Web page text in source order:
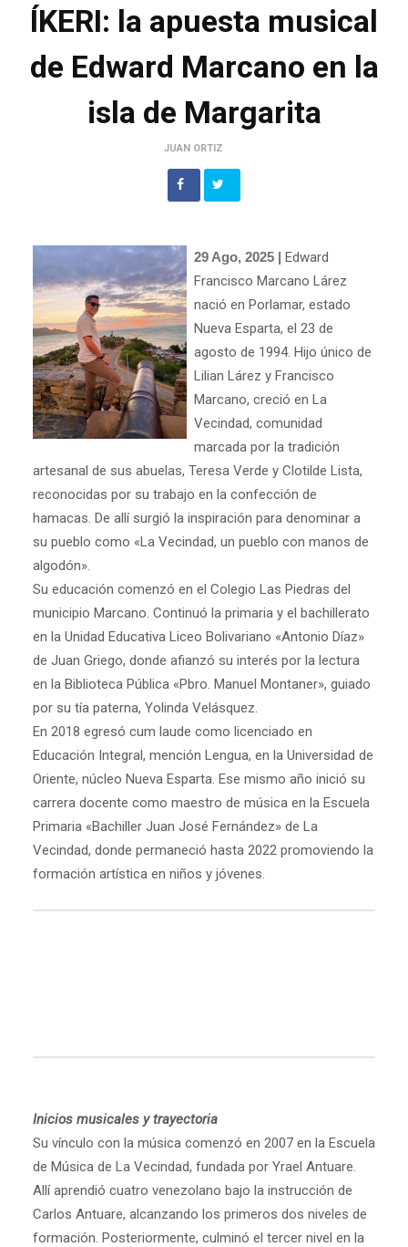
ÍKERI: la apuesta musical
de Edward Marcano en la
isla de Margarita
JUAN ORTIZ
29 Ago, 2025 | Edward
Francisco Marcano Lárez
nació en Porlamar, estado
Nueva Esparta, el 23 de
agosto de 1994. Hijo único de
Lilian Lárez y Francisco
Marcano, creció en La
Vecindad, comunidad
marcada por la tradición
artesanal de sus abuelas, Teresa Verde y Clotilde Lista,
reconocidas por su trabajo en la confección de
hamacas. De allí surgió la inspiración para denominar a
su pueblo como «La Vecindad, un pueblo con manos de
algodón».
Su educación comenzó en el Colegio Las Piedras del
municipio Marcano. Continuó la primaria y el bachillerato
en la Unidad Educativa Liceo Bolivariano «Antonio Díaz»
de Juan Griego, donde afianzó su interés por la lectura
en la Biblioteca Pública «Pbro. Manuel Montaner», guiado
por su tía paterna, Yolinda Velásquez.
En 2018 egresó cum laude como licenciado en
Educación Integral, mención Lengua, en la Universidad de
Oriente, núcleo Nueva Esparta. Ese mismo año inició su
carrera docente como maestro de música en la Escuela
Primaria «Bachiller Juan José Fernández» de La
Vecindad, donde permaneció hasta 2022 promoviendo la
formación artística en niños y jóvenes.
Inicios musicales y trayectoria
Su vínculo con la música comenzó en 2007 en la Escuela
de Música de La Vecindad, fundada por Yrael Antuare.
Allí aprendió cuatro venezolano bajo la instrucción de
Carlos Antuare, alcanzando los primeros dos niveles de
formación. Posteriormente, culminó el tercer nivel en la